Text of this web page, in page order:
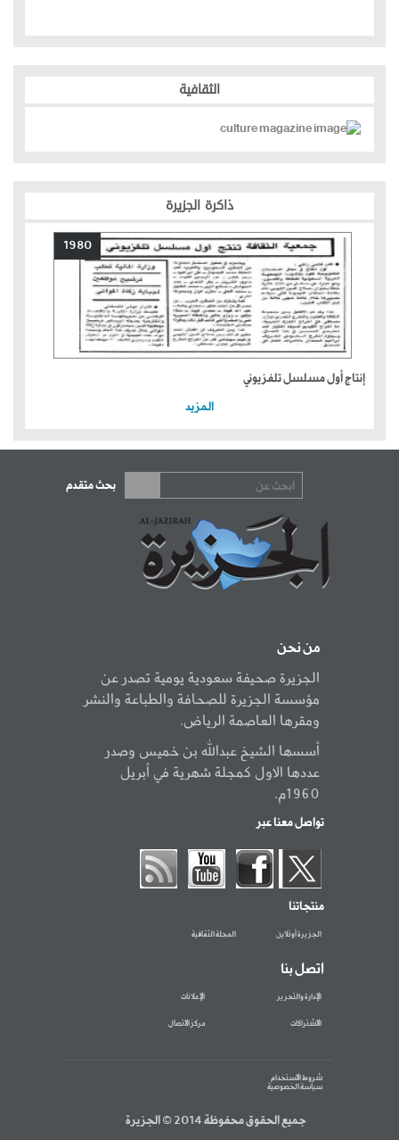
الثقافية
ذاكرة الجزيرة
1980
إنتاج أول مسلسل تلفزيوني
المزيد
بحث متقدم
من نحن
الجزيرة صحيفة سعودية يومية تصدر عن
مؤسسة الجزيرة للصحافة والطباعة والنشر
ومقرها العاصمة الرياض.
أسسها الشيخ عبدالله بن خميس وصدر
عددها الاول كمجلة شهرية في أبريل
1960م.
تواصل معنا عبر
منتجاتنا
الجزيرة أونلاين المجلة الثقافية
اتصل بنا
الإدارة والتحرير الإعلانات
الاشتراكات مركز الاتصال
شروط الاستخدام
سياسة الخصوصية
جميع الحقوق محفوظة 2014 © الجزيرة